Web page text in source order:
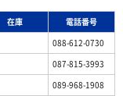
在庫
電話番号
088-612-0730
087-815-3993
089-968-1908